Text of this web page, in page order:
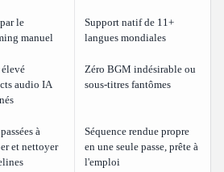
le
manuel
Support natif de 11+
langues mondiales
audio IA
Zéro BGM indésirable ou
sous-titres fantômes
à
et nettoyer
Séquence rendue propre
en une seule passe, prête à
l'emploi